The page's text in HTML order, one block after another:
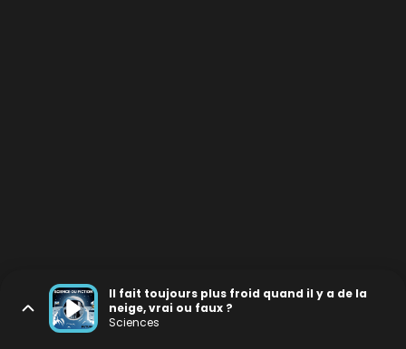
Il fait toujours plus froid quand il y a de la
neige, vrai ou faux ?
Sciences